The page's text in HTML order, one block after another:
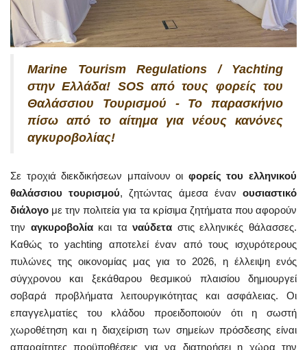
Marine Tourism Regulations / Yachting
στην Ελλάδα! SOS από τους φορείς του
Θαλάσσιου Τουρισμού - Το παρασκήνιο
πίσω από το αίτημα για νέους κανόνες
αγκυροβολίας!
Σε τροχιά διεκδικήσεων μπαίνουν οι φορείς του ελληνικού
θαλάσσιου τουρισμού, ζητώντας άμεσα ένανουσιαστικό
διάλογο με την πολιτεία για τα κρίσιμα ζητήματα που αφορούν
την αγκυροβολίακαι ταναύδετα στις ελληνικές θάλασσες.
Καθώς το yachting αποτελεί έναν από τους ισχυρότερους
πυλώνες της οικονομίας μας για το 2026, η έλλειψη ενός
σύγχρονου και ξεκάθαρου θεσμικού πλαισίου δημιουργεί
σοβαρά προβλήματα λειτουργικότητας και ασφάλειας. Οι
επαγγελματίες του κλάδου προειδοποιούν ότι η σωστή
χωροθέτηση και η διαχείριση των σημείων πρόσδεσης είναι
απαραίτητες προϋποθέσεις για να διατηρήσει η χώρα την